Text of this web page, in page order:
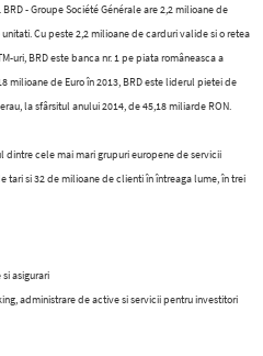
- Groupe Société Générale are 2,2 milioane de
Cu peste 2,2 milioane de carduri valide si o retea
uri, BRD este banca nr. 1 pe piata româneasca a
milioane de Euro în 2013, BRD este liderul pietei de
la sfârsitul anului 2014, de 45,18 miliarde RON.
dintre cele mai mari grupuri europene de servicii
tari si 32 de milioane de clienti în întreaga lume, în trei
asigurari
administrare de active si servicii pentru investitori